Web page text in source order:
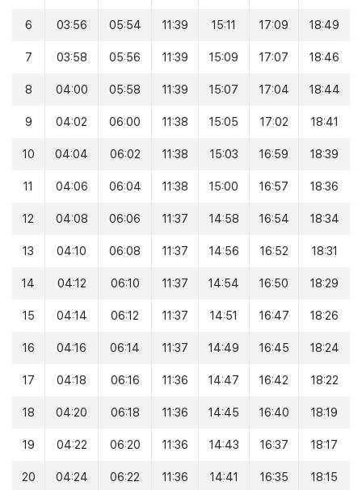
6 03:56 05:54 11:39 15:11 17:09 18:49
7 03:58 05:56 11:39 15:09 17:07 18:46
8 04:00 05:58 11:39 15:07 17:04 18:44
9 04:02 06:00 11:38 15:05 17:02 18:41
10 04:04 06:02 11:38 15:03 16:59 18:39
11 04:06 06:04 11:38 15:00 16:57 18:36
12 04:08 06:06 11:37 14:58 16:54 18:34
13 04:10 06:08 11:37 14:56 16:52 18:31
14 04:12 06:10 11:37 14:54 16:50 18:29
15 04:14 06:12 11:37 14:51 16:47 18:26
16 04:16 06:14 11:37 14:49 16:45 18:24
17 04:18 06:16 11:36 14:47 16:42 18:22
18 04:20 06:18 11:36 14:45 16:40 18:19
19 04:22 06:20 11:36 14:43 16:37 18:17
20 04:24 06:22 11:36 14:41 16:35 18:15